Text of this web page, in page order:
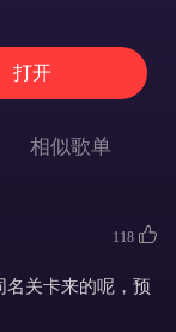
打开
相似歌单
118
名关卡来的呢，预